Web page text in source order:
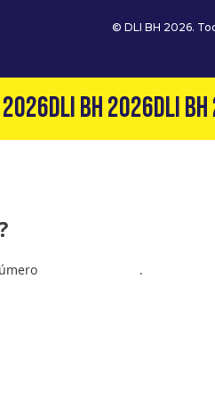
© DLI BH 2026.
DLI BH 2026DLI BH
.